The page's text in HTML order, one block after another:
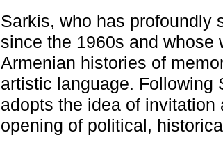
Sarkis, who has profoundly
since the 1960s and
Armenian histories of
artistic language. Following
adopts the idea of invitation
opening of political,